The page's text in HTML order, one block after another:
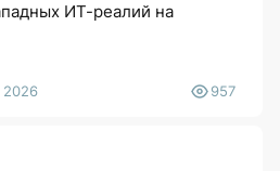
ИТ-реалий на
2026 957